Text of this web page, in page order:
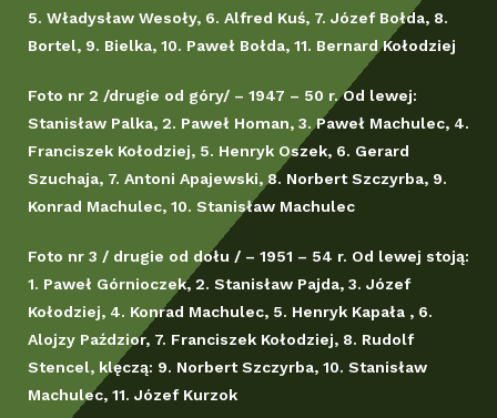
5. Władysław Wesoły, 6. Alfred Kuś, 7. Józef Bołda, 8.
Bortel, 9. Bielka, 10. Paweł Bołda, 11. Bernard Kołodziej
Foto nr 2 /drugie od góry/ – 1947 – 50 r. Od lewej:
Stanisław Palka, 2. Paweł Homan, 3. Paweł Machulec, 4.
Franciszek Kołodziej, 5. Henryk Oszek, 6. Gerard
Szuchaja, 7. Antoni Apajewski, 8. Norbert Szczyrba, 9.
Konrad Machulec, 10. Stanisław Machulec
Foto nr 3 / drugie od dołu / – 1951 – 54 r. Od lewej stoją:
1. Paweł Górnioczek, 2. Stanisław Pajda, 3. Józef
Kołodziej, 4. Konrad Machulec, 5. Henryk Kapała , 6.
Alojzy Paździor, 7. Franciszek Kołodziej, 8. Rudolf
Stencel, klęczą: 9. Norbert Szczyrba, 10. Stanisław
Machulec, 11. Józef Kurzok